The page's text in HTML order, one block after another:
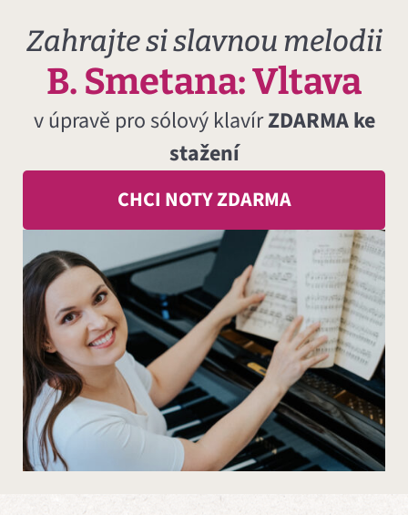
Zahrajte si slavnou melodii
B. Smetana: Vltava
v úpravě pro sólový klavírZDARMA ke
stažení
CHCI NOTY ZDARMA